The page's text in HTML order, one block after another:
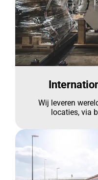
Wij leveren
locaties, via